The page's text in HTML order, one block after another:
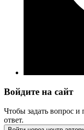
Войдите на сайт
Чтобы задать вопрос
ответ.